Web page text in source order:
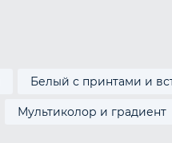
Белый с принтами и
Мультиколор и градиент